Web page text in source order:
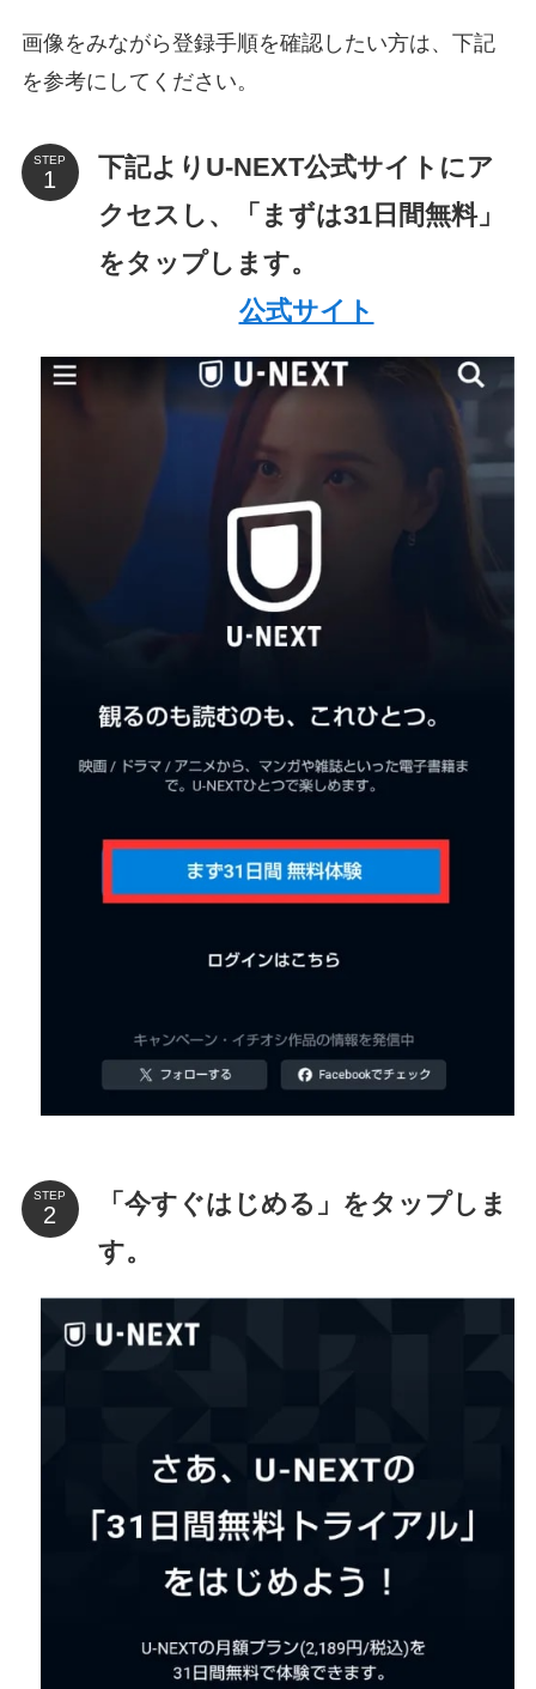
画像をみながら登録手順を確認したい方は、下記
を参考にしてください。
STEP
下記よりU-NEXT公式サイトにア
クセスし、「まずは31日間無料」
をタップします。
公式サイト
STEP
「今すぐはじめる」をタップしま
す。